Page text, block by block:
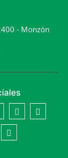
- Monzón